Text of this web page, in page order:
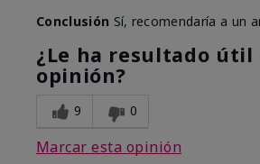
Conclusión Sí, recomendaría a un
¿Le ha resultado útil
opinión?
9 0
Marcar esta opinión